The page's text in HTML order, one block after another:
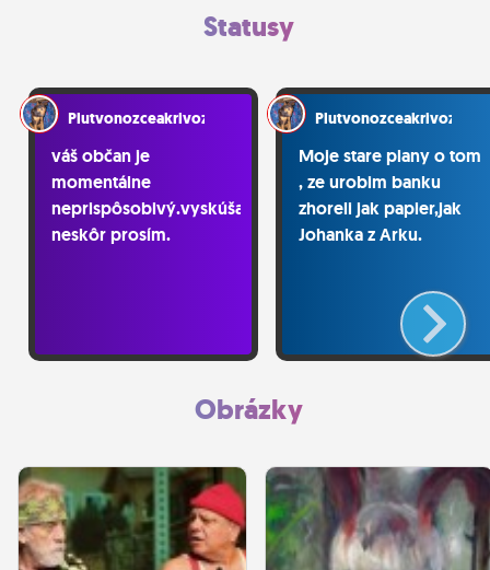
Statusy
Plutvonozceakrivozubky
váš občan je
momentálne
neprispôsobivý.vyskúšajte
neskôr prosím.
Moje stare plany o tom
, ze urobim banku
zhoreli jak papier,jak
Johanka z Arku.
Obrázky